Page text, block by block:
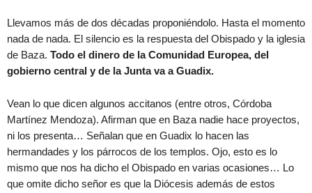
Llevamos más de dos décadas proponiéndolo. Hasta el momento
nada de nada. El silencio es la respuesta del Obispado y la iglesia
de Baza. Todo el dinero de la Comunidad Europea, del
gobierno central y de la Junta va a Guadix.
Vean lo que dicen algunos accitanos (entre otros, Córdoba
Martínez Mendoza). Afirman que en Baza nadie hace proyectos,
ni los presenta… Señalan que en Guadix lo hacen las
hermandades y los párrocos de los templos. Ojo, esto es lo
mismo que nos ha dicho el Obispado en varias ocasiones… Lo
que omite dicho señor es que la Diócesis además de estos